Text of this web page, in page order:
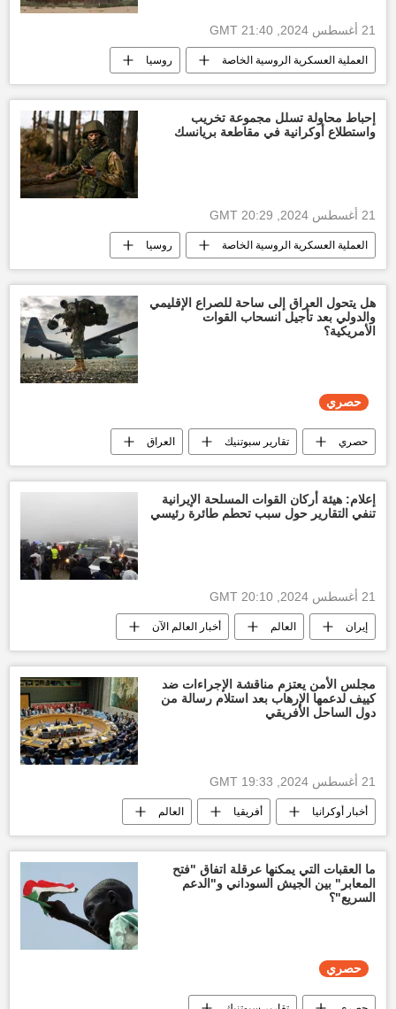
21 أغسطس 2024, 21:40 GMT
العملية العسكرية الروسية الخاصة روسيا
سلاح روسيا أخبار روسيا اليوم
أخبار أوكرانيا
إحباط محاولة تسلل مجموعة تخريب
واستطلاع أوكرانية في مقاطعة بريانسك
21 أغسطس 2024, 20:29 GMT
العملية العسكرية الروسية الخاصة روسيا
أخبار أوكرانيا
هل يتحول العراق إلى ساحة للصراع الإقليمي
والدولي بعد تأجيل انسحاب القوات
الأمريكية؟
حصري
حصري تقارير سبوتنيك العراق
الولايات المتحدة الأمريكية العالم
العالم العربي الجيش الأمريكي
إعلام: هيئة أركان القوات المسلحة الإيرانية
تنفي التقارير حول سبب تحطم طائرة رئيسي
21 أغسطس 2024, 20:10 GMT
إيران العالم أخبار العالم الآن
مجلس الأمن يعتزم مناقشة الإجراءات ضد
كييف لدعمها الإرهاب بعد استلام رسالة من
دول الساحل الأفريقي
21 أغسطس 2024, 19:33 GMT
أخبار أوكرانيا أفريقيا العالم
أخبار العالم الآن
ما العقبات التي يمكنها عرقلة اتفاق "فتح
المعابر" بين الجيش السوداني و"الدعم
السريع"؟
حصري